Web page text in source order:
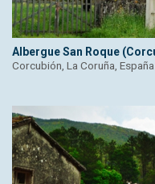
Albergue San Roque
Corcubión, La Coruña, España